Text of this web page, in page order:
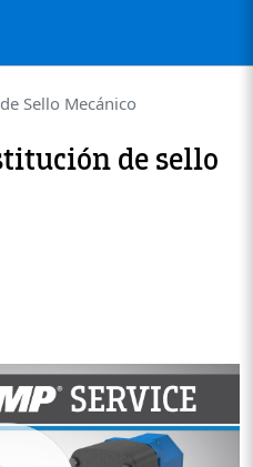
Sello Mecánico
de sello